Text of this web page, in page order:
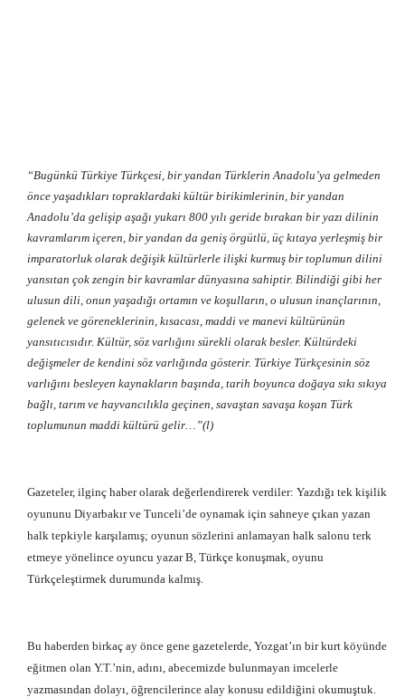
“Bugünkü Türkiye Türkçesi, bir yandan Türklerin Anadolu’ya gelmeden
önce yaşadıkları topraklardaki kültür birikimlerinin, bir yandan
Anadolu’da gelişip aşağı yukarı 800 yılı geride bırakan bir yazı dilinin
kavramlarım içeren, bir yandan da geniş örgütlü, üç kıtaya yerleşmiş bir
imparatorluk olarak değişik kültürlerle ilişki kurmuş bir toplumun dilini
yansıtan çok zengin bir kavramlar dünyasına sahiptir. Bilindiği gibi her
ulusun dili, onun yaşadığı ortamın ve koşulların, o ulusun inançlarının,
gelenek ve göreneklerinin, kısacası, maddi ve manevi kültürünün
yansıtıcısıdır. Kültür, söz varlığını sürekli olarak besler. Kültürdeki
değişmeler de kendini söz varlığında gösterir. Türkiye Türkçesinin söz
varlığını besleyen kaynakların başında, tarih boyunca doğaya sıkı sıkıya
bağlı, tarım ve hayvancılıkla geçinen, savaştan savaşa koşan Türk
toplumunun maddi kültürü gelir…”(l)
Gazeteler, ilginç haber olarak değerlendirerek verdiler: Yazdığı tek kişilik
oyununu Diyarbakır ve Tunceli’de oynamak için sahneye çıkan yazan
halk tepkiyle karşılamış; oyunun sözlerini anlamayan halk salonu terk
etmeye yönelince oyuncu yazar B, Türkçe konuşmak, oyunu
Türkçeleştirmek durumunda kalmış.
Bu haberden birkaç ay önce gene gazetelerde, Yozgat’ın bir kurt köyünde
eğitmen olan Y.T.’nin, adını, abecemizde bulunmayan imcelerle
yazmasından dolayı, öğrencilerince alay konusu edildiğini okumuştuk.